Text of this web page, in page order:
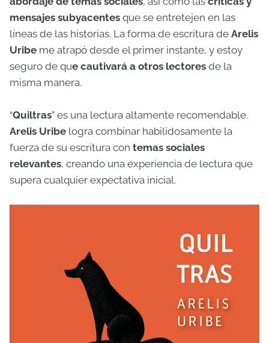
mensajes subyacentes que se entretejen en las
líneas de las historias. La forma de escritura de Arelis
Uribe me atrapó desde el primer instante, y estoy
seguro de que cautivará a otros lectores de la
misma manera.
“Quiltras” es una lectura altamente recomendable.
Arelis Uribe logra combinar habilidosamente la
fuerza de su escritura con temas sociales
relevantes, creando una experiencia de lectura que
supera cualquier expectativa inicial.